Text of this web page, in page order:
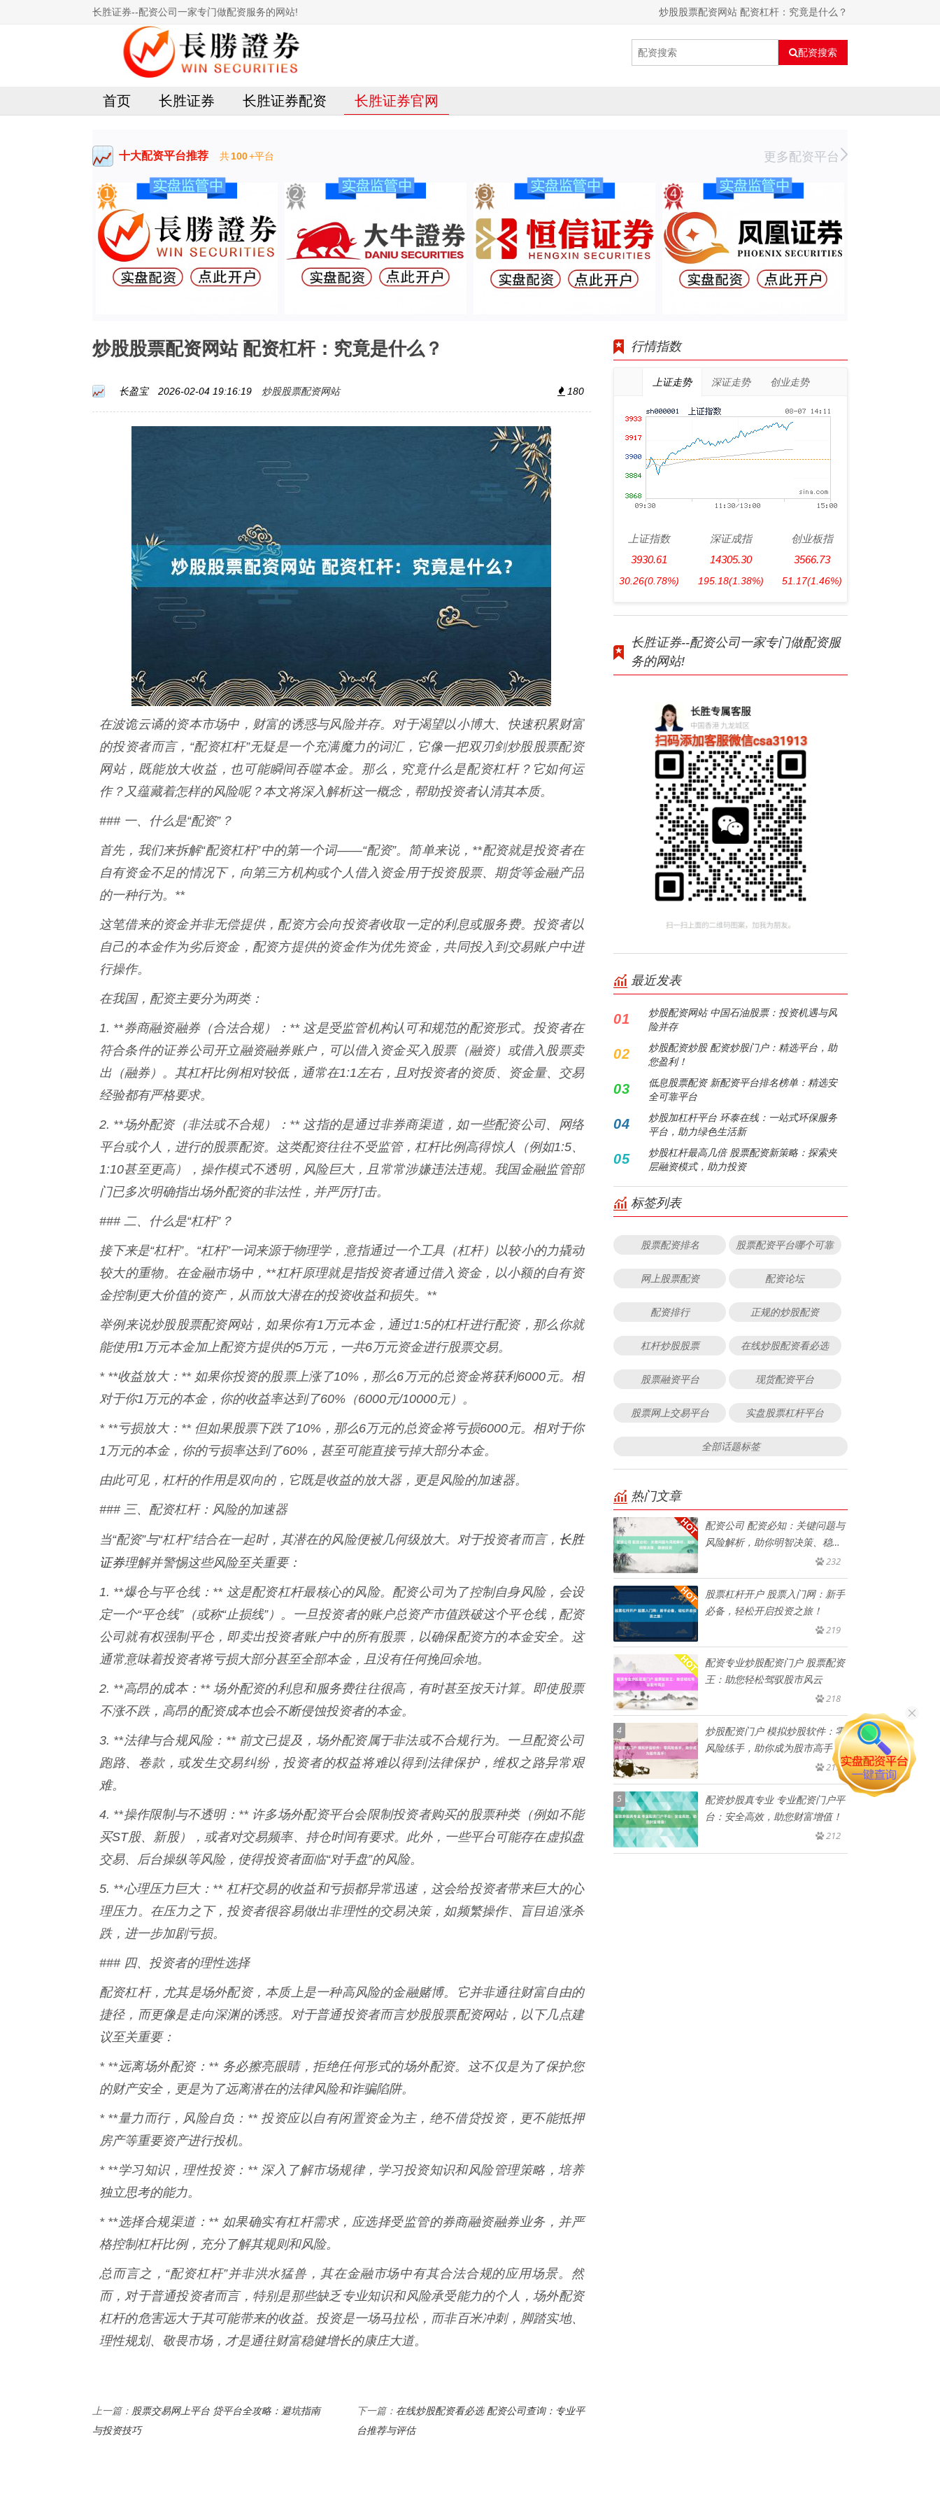
长胜证券--配资公司一家专门做配资服务的网站! 炒股股票配资网站 配资杠杆：究竟是什么？
配资搜索
首页 长胜证券 长胜证券配资 长胜证券官网
十大配资平台推荐 共100+平台 更多配资平台
炒股股票配资网站 配资杠杆：究竟是什么？
长盈宝 2026-02-04 19:16:19 炒股股票配资网站 180
在波诡云谲的资本市场中，财富的诱惑与风险并存。对于渴望以小博大、快速积累财富
的投资者而言，“配资杠杆”无疑是一个充满魔力的词汇，它像一把双刃剑炒股股票配资
网站，既能放大收益，也可能瞬间吞噬本金。那么，究竟什么是配资杠杆？它如何运
作？又蕴藏着怎样的风险呢？本文将深入解析这一概念，帮助投资者认清其本质。
### 一、什么是“配资”？
首先，我们来拆解“配资杠杆”中的第一个词——“配资”。简单来说，**配资就是投资者在
自有资金不足的情况下，向第三方机构或个人借入资金用于投资股票、期货等金融产品
的一种行为。**
这笔借来的资金并非无偿提供，配资方会向投资者收取一定的利息或服务费。投资者以
自己的本金作为劣后资金，配资方提供的资金作为优先资金，共同投入到交易账户中进
行操作。
在我国，配资主要分为两类：
1. **券商融资融券（合法合规）：** 这是受监管机构认可和规范的配资形式。投资者在
符合条件的证券公司开立融资融券账户，可以借入资金买入股票（融资）或借入股票卖
出（融券）。其杠杆比例相对较低，通常在1:1左右，且对投资者的资质、资金量、交易
经验都有严格要求。
2. **场外配资（非法或不合规）：** 这指的是通过非券商渠道，如一些配资公司、网络
平台或个人，进行的股票配资。这类配资往往不受监管，杠杆比例高得惊人（例如1:5、
1:10甚至更高），操作模式不透明，风险巨大，且常常涉嫌违法违规。我国金融监管部
门已多次明确指出场外配资的非法性，并严厉打击。
### 二、什么是“杠杆”？
接下来是“杠杆”。“杠杆”一词来源于物理学，意指通过一个工具（杠杆）以较小的力撬动
较大的重物。在金融市场中，**杠杆原理就是指投资者通过借入资金，以小额的自有资
金控制更大价值的资产，从而放大潜在的投资收益和损失。**
举例来说炒股股票配资网站，如果你有1万元本金，通过1:5的杠杆进行配资，那么你就
能使用1万元本金加上配资方提供的5万元，一共6万元资金进行股票交易。
* **收益放大：** 如果你投资的股票上涨了10%，那么6万元的总资金将获利6000元。相
对于你1万元的本金，你的收益率达到了60%（6000元/10000元）。
* **亏损放大：** 但如果股票下跌了10%，那么6万元的总资金将亏损6000元。相对于你
1万元的本金，你的亏损率达到了60%，甚至可能直接亏掉大部分本金。
由此可见，杠杆的作用是双向的，它既是收益的放大器，更是风险的加速器。
### 三、配资杠杆：风险的加速器
当“配资”与“杠杆”结合在一起时，其潜在的风险便被几何级放大。对于投资者而言， 长胜
证券理解并警惕这些风险至关重要：
1. **爆仓与平仓线：** 这是配资杠杆最核心的风险。配资公司为了控制自身风险，会设
定一个“平仓线”（或称“止损线”）。一旦投资者的账户总资产市值跌破这个平仓线，配资
公司就有权强制平仓，即卖出投资者账户中的所有股票，以确保配资方的本金安全。这
通常意味着投资者将亏损大部分甚至全部本金，且没有任何挽回余地。
2. **高昂的成本：** 场外配资的利息和服务费往往很高，有时甚至按天计算。即使股票
不涨不跌，高昂的配资成本也会不断侵蚀投资者的本金。
3. **法律与合规风险：** 前文已提及，场外配资属于非法或不合规行为。一旦配资公司
跑路、卷款，或发生交易纠纷，投资者的权益将难以得到法律保护，维权之路异常艰
难。
4. **操作限制与不透明：** 许多场外配资平台会限制投资者购买的股票种类（例如不能
买ST股、新股），或者对交易频率、持仓时间有要求。此外，一些平台可能存在虚拟盘
交易、后台操纵等风险，使得投资者面临“对手盘”的风险。
5. **心理压力巨大：** 杠杆交易的收益和亏损都异常迅速，这会给投资者带来巨大的心
理压力。在压力之下，投资者很容易做出非理性的交易决策，如频繁操作、盲目追涨杀
跌，进一步加剧亏损。
### 四、投资者的理性选择
配资杠杆，尤其是场外配资，本质上是一种高风险的金融赌博。它并非通往财富自由的
捷径，而更像是走向深渊的诱惑。对于普通投资者而言炒股股票配资网站，以下几点建
议至关重要：
* **远离场外配资：** 务必擦亮眼睛，拒绝任何形式的场外配资。这不仅是为了保护您
的财产安全，更是为了远离潜在的法律风险和诈骗陷阱。
* **量力而行，风险自负：** 投资应以自有闲置资金为主，绝不借贷投资，更不能抵押
房产等重要资产进行投机。
* **学习知识，理性投资：** 深入了解市场规律，学习投资知识和风险管理策略，培养
独立思考的能力。
* **选择合规渠道：** 如果确实有杠杆需求，应选择受监管的券商融资融券业务，并严
格控制杠杆比例，充分了解其规则和风险。
总而言之，“配资杠杆”并非洪水猛兽，其在金融市场中有其合法合规的应用场景。然
而，对于普通投资者而言，特别是那些缺乏专业知识和风险承受能力的个人，场外配资
杠杆的危害远大于其可能带来的收益。投资是一场马拉松，而非百米冲刺，脚踏实地、
理性规划、敬畏市场，才是通往财富稳健增长的康庄大道。
上一篇： 股票交易网上平台 贷平台全攻略：避坑指南
与投资技巧
下一篇： 在线炒股配资看必选 配资公司查询：专业平
台推荐与评估
行情指数
上证走势 深证走势 创业走势
上证指数
3930.61
30.26(0.78%)
深证成指
14305.30
195.18(1.38%)
创业板指
3566.73
51.17(1.46%)
长胜证券--配资公司一家专门做配资服
务的网站!
最近发表
01
炒股配资网站 中国石油股票：投资机遇与风
险并存
02
炒股配资炒股 配资炒股门户：精选平台，助
您盈利！
03
低息股票配资 新配资平台排名榜单：精选安
全可靠平台
04
炒股加杠杆平台 环泰在线：一站式环保服务
平台，助力绿色生活新
05
炒股杠杆最高几倍 股票配资新策略：探索夹
层融资模式，助力投资
标签列表
股票配资排名 股票配资平台哪个可靠
网上股票配资 配资论坛
配资排行 正规的炒股配资
杠杆炒股股票 在线炒股配资看必选
股票融资平台 现货配资平台
股票网上交易平台 实盘股票杠杆平台
全部话题标签
热门文章
配资公司 配资必知：关键问题与
风险解析，助你明智决策、稳健
232
股票杠杆开户 股票入门网：新手
必备，轻松开启投资之旅！
219
配资专业炒股配资门户 股票配资
王：助您轻松驾驭股市风云
218
4
炒股配资门户 模拟炒股软件：零
风险练手，助你成为股市高手！
217
5
配资炒股真专业 专业配资门户平
台：安全高效，助您财富增值！
212